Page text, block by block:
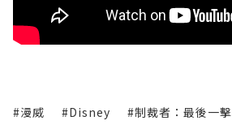
#漫威 #Disney #制裁者：最後一擊